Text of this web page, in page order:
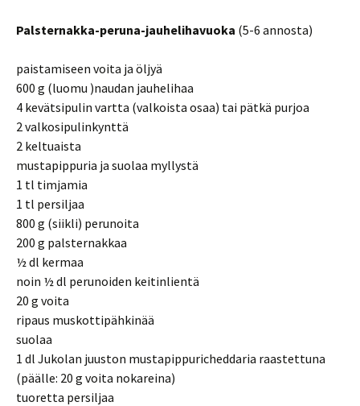
Palsternakka-peruna-jauhelihavuoka (5-6 annosta)
paistamiseen voita ja öljyä
600 g (luomu )naudan jauhelihaa
4 kevätsipulin vartta (valkoista osaa) tai pätkä purjoa
2 valkosipulinkynttä
2 keltuaista
mustapippuria ja suolaa myllystä
1 tl timjamia
1 tl persiljaa
800 g (siikli) perunoita
200 g palsternakkaa
½ dl kermaa
noin ½ dl perunoiden keitinlientä
20 g voita
ripaus muskottipähkinää
suolaa
1 dl Jukolan juuston mustapippuricheddaria raastettuna
(päälle: 20 g voita nokareina)
tuoretta persiljaa